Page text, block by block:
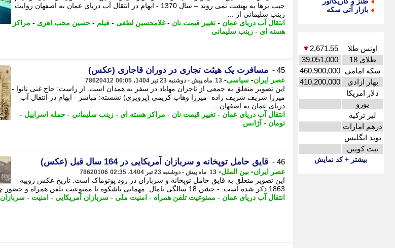
بازار آتی سکه
اونس طلا 2,671.55
▼
طلای 18
39,051,000
سکه امامی 460,900,000
بهار ازادی
410,200,000
دلار امریکا
یورو
لیر ترکیه
درهم امارات
پوند انگلیس
بیت کویین
بیشتر + کد نمایش
جیب برها به بهشت نمی روند – سال 1370 - ابهام در انتقال آب دریای عمان به اصفهان روایت
زینب سلیمانی از ...
انتقال آب دریای عمان - تغییر قیمت نان -غلامحسین لطفی - فیلم - حسین محب اهری - مراکز
هسته ای - زینب سلیمانی
45 - مسافرت یک هیئت تجاری در دوران قاجاری (عکس)
عصر ایران- سیاسی- 13 ماه پیش - دوشنبه 23 تیر 1404، 06:05 78620412
این تصویر متعلق به جمعی از تاجران مهاباد در سفر به همدان است. از راست: حاج غنی نانوا -
میرزا شریف شریف زاده -میرزا وهاب کریمی (پرویزی) نشسته: مباشر - ابهام در انتقال آب
دریای عمان به اصفهان ...
انتقال آب دریای عمان - تغییر قیمت نان - مراکز هسته ای - زینب سلیمانی - حمله اسراییل -
تومان - آژانس
46 - قایق حامل توپخانه و سربازان آمریکایی در 164 سال قبل (عکس)
عصر ایران- بین الملل- 13 ماه پیش - دوشنبه 23 تیر 1404، 02:35 78620106
این تصویر متعلق به قایق حامل توپخانه و سربازان در رود پوتوماک است. تاریخ عکس ژوییه
1863 ذکر شده است. - جشن 18 سالگی یامال: مهمانی باشکوه با ممنوعیت تلفن همراه و حضور چهره ها ابهام در انتقال ...
انتقال آب دریای عمان - ممنوعیت تلفن همراه - امنیت ملی - سربازان آمریکایی - امنیت - سربازان